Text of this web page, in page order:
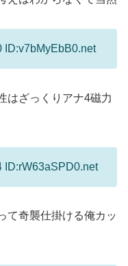
ID:v7bMyEbB0.net
はざっくりアナ4磁力
ID:rW63aSPD0.net
て奇襲仕掛ける俺カッ